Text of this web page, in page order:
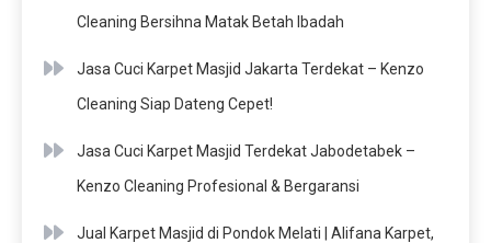
Cleaning Bersihna Matak Betah Ibadah
Jasa Cuci Karpet Masjid Jakarta Terdekat – Kenzo
Cleaning Siap Dateng Cepet!
Jasa Cuci Karpet Masjid Terdekat Jabodetabek –
Kenzo Cleaning Profesional & Bergaransi
Jual Karpet Masjid di Pondok Melati | Alifana Karpet,